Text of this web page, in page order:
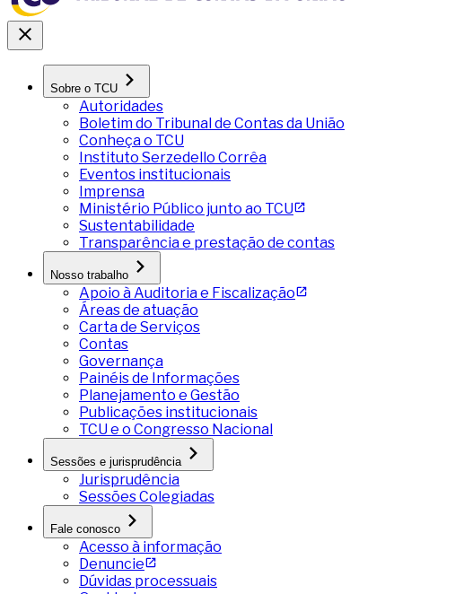
Sobre o TCU
Autoridades
Boletim do Tribunal de Contas da União
Conheça o TCU
Instituto Serzedello Corrêa
Eventos institucionais
Imprensa
Ministério Público junto ao TCU
Sustentabilidade
Transparência e prestação de contas
Nosso trabalho
Apoio à Auditoria e Fiscalização
Áreas de atuação
Carta de Serviços
Contas
Governança
Painéis de Informações
Planejamento e Gestão
Publicações institucionais
TCU e o Congresso Nacional
Sessões e jurisprudência
Jurisprudência
Sessões Colegiadas
Fale conosco
Acesso à informação
Denuncie
Dúvidas processuais